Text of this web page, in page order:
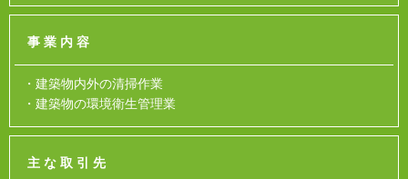
事業内容
・建築物内外の清掃作業
・建築物の環境衛生管理業
主な取引先